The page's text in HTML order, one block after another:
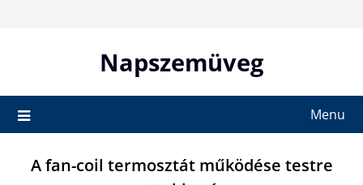
Napszemüveg
Menu
A fan-coil termosztát működése testre